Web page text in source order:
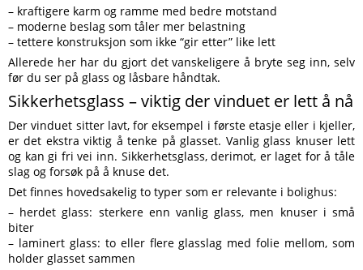
– kraftigere karm og ramme med bedre motstand
– moderne beslag som tåler mer belastning
– tettere konstruksjon som ikke “gir etter” like lett
Allerede her har du gjort det vanskeligere å bryte seg inn, selv
før du ser på glass og låsbare håndtak.
Sikkerhetsglass – viktig der vinduet er lett å nå
Der vinduet sitter lavt, for eksempel i første etasje eller i kjeller,
er det ekstra viktig å tenke på glasset. Vanlig glass knuser lett
og kan gi fri vei inn. Sikkerhetsglass, derimot, er laget for å tåle
slag og forsøk på å knuse det.
Det finnes hovedsakelig to typer som er relevante i bolighus:
– herdet glass: sterkere enn vanlig glass, men knuser i små
biter
– laminert glass: to eller flere glasslag med folie mellom, som
holder glasset sammen